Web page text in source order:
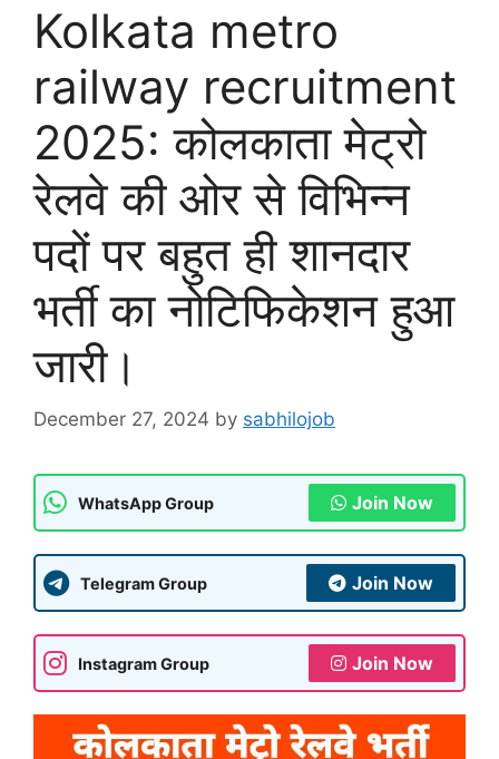
Kolkata metro
railway recruitment
2025: कोलकाता मेट्रो
रेलवे की ओर से विभिन्न
पदों पर बहुत ही शानदार
भर्ती का नोटिफिकेशन हुआ
जारी।
December 27, 2024 by sabhilojob
WhatsApp Group Join Now
Telegram Group Join Now
Instagram Group Join Now